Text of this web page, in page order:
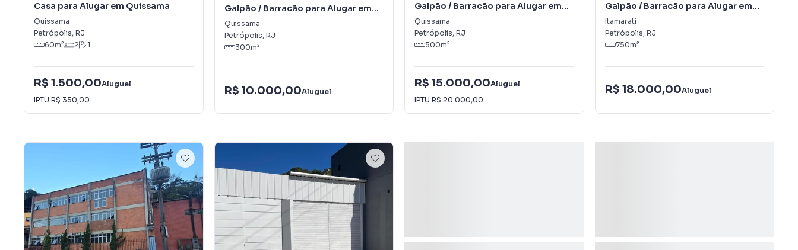
Casa para Alugar em Quissama
Quissama
Petrópolis, RJ
60m² 2 1
R$ 1.500,00Aluguel
IPTU R$ 350,00
Galpão / Barracão para Alugar em
Quissama
Quissama
Petrópolis, RJ
300m²
R$ 10.000,00Aluguel
Galpão / Barracão para Alugar em
Quissama
Quissama
Petrópolis, RJ
500m²
R$ 15.000,00Aluguel
IPTU R$ 20.000,00
Galpão / Barracão para Alugar em
Itamarati
Itamarati
Petrópolis, RJ
750m²
R$ 18.000,00Aluguel